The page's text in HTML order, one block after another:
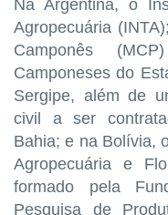
Na Argentina, o
Agropecuária
Camponês
Camponeses do
Sergipe, além de
civil a ser
Bahia; e na Bolívia,
Agropecuária e
formado pela
Pesquisa de